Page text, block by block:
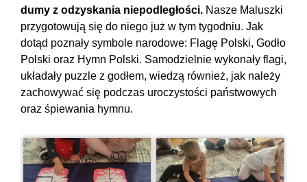
dumy z odzyskania niepodległości. Nasze Maluszki
przygotowują się do niego już w tym tygodniu. Jak
dotąd poznały symbole narodowe: Flagę Polski, Godło
Polski oraz Hymn Polski. Samodzielnie wykonały flagi,
układały puzzle z godłem, wiedzą również, jak należy
zachowywać się podczas uroczystości państwowych
oraz śpiewania hymnu.